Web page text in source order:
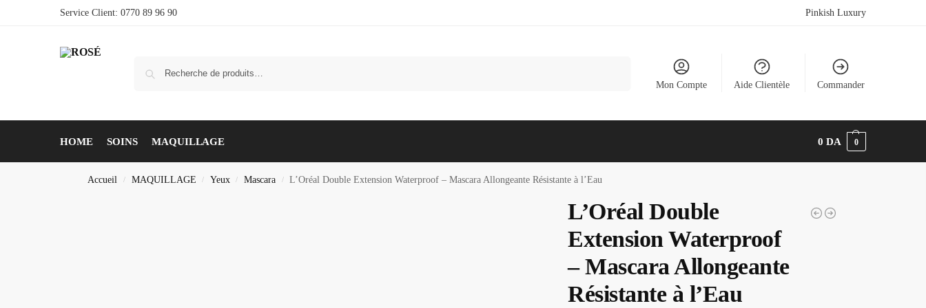
Service Client: 0770 89 96 90 Pinkish Luxury
Mon Compte Aide Clientèle Commander
HOME SOINS MAQUILLAGE 0DA 0
Accueil / MAQUILLAGE / Yeux / Mascara / L’Oréal Double Extension Waterproof – Mascara Allongeante Résistante à l’Eau
L’Oréal Double
Extension Waterproof
– Mascara Allongeante
Résistante à l’Eau